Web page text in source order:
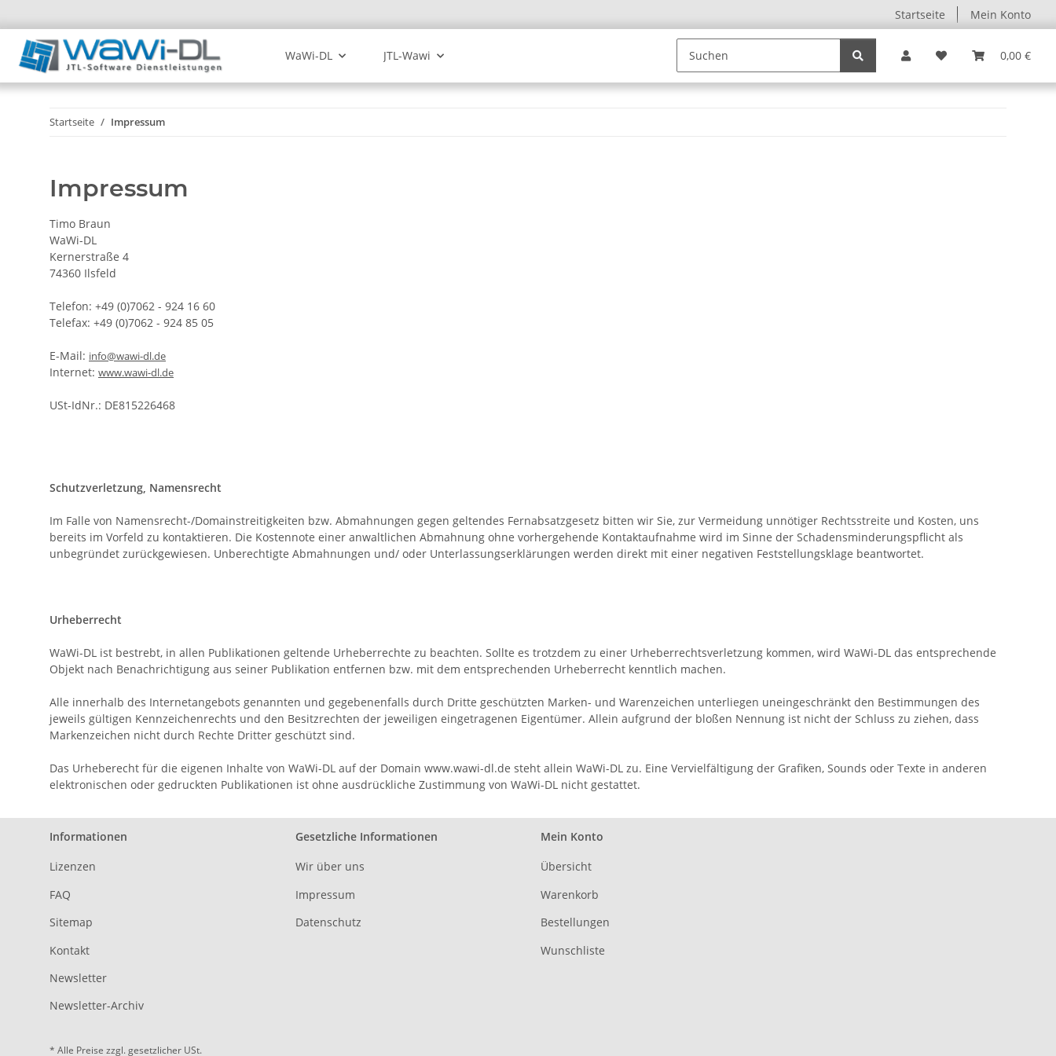
Startseite Mein Konto
0,00 €
WaWi-DL JTL-Wawi
Startseite Impressum
Impressum
Timo Braun
WaWi-DL
Kernerstraße 4
74360 Ilsfeld
Telefon: +49 (0)7062 - 924 16 60
Telefax: +49 (0)7062 - 924 85 05
E-Mail: info@wawi-dl.de
Internet: www.wawi-dl.de
USt-IdNr.: DE815226468
Schutzverletzung, Namensrecht
Im Falle von Namensrecht-/Domainstreitigkeiten bzw. Abmahnungen gegen geltendes Fernabsatzgesetz bitten wir Sie, zur Vermeidung unnötiger Rechtsstreite und Kosten, uns
bereits im Vorfeld zu kontaktieren. Die Kostennote einer anwaltlichen Abmahnung ohne vorhergehende Kontaktaufnahme wird im Sinne der Schadensminderungspflicht als
unbegründet zurückgewiesen. Unberechtigte Abmahnungen und/ oder Unterlassungserklärungen werden direkt mit einer negativen Feststellungsklage beantwortet.
Urheberrecht
WaWi-DL ist bestrebt, in allen Publikationen geltende Urheberrechte zu beachten. Sollte es trotzdem zu einer Urheberrechtsverletzung kommen, wird WaWi-DL das entsprechende
Objekt nach Benachrichtigung aus seiner Publikation entfernen bzw. mit dem entsprechenden Urheberrecht kenntlich machen.
Alle innerhalb des Internetangebots genannten und gegebenenfalls durch Dritte geschützten Marken- und Warenzeichen unterliegen uneingeschränkt den Bestimmungen des
jeweils gültigen Kennzeichenrechts und den Besitzrechten der jeweiligen eingetragenen Eigentümer. Allein aufgrund der bloßen Nennung ist nicht der Schluss zu ziehen, dass
Markenzeichen nicht durch Rechte Dritter geschützt sind.
Das Urheberecht für die eigenen Inhalte von WaWi-DL auf der Domain www.wawi-dl.de steht allein WaWi-DL zu. Eine Vervielfältigung der Grafiken, Sounds oder Texte in anderen
elektronischen oder gedruckten Publikationen ist ohne ausdrückliche Zustimmung von WaWi-DL nicht gestattet.
Informationen
Lizenzen
FAQ
Sitemap
Kontakt
Newsletter
Newsletter-Archiv
Gesetzliche Informationen
Wir über uns
Impressum
Datenschutz
Mein Konto
Übersicht
Warenkorb
Bestellungen
Wunschliste
* Alle Preise zzgl. gesetzlicher USt.